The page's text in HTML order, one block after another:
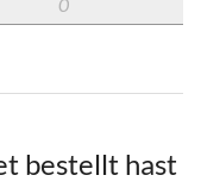
bestellt hast